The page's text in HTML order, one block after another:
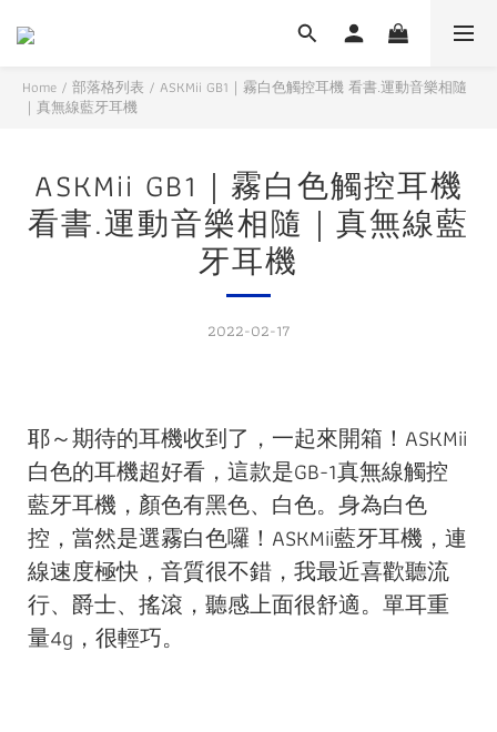
Home / 部落格列表 / ASKMii GB1｜霧白色觸控耳機 看書.運動音樂相隨
｜真無線藍牙耳機
ASKMii GB1｜霧白色觸控耳機
看書.運動音樂相隨｜真無線藍
牙耳機
2022-02-17
耶～期待的耳機收到了，一起來開箱！ASKMii
白色的耳機超好看，這款是GB-1真無線觸控
藍牙耳機，顏色有黑色、白色。身為白色
控，當然是選霧白色囉！ASKMii藍牙耳機，連
線速度極快，音質很不錯，我最近喜歡聽流
行、爵士、搖滾，聽感上面很舒適。單耳重
量4g，很輕巧。